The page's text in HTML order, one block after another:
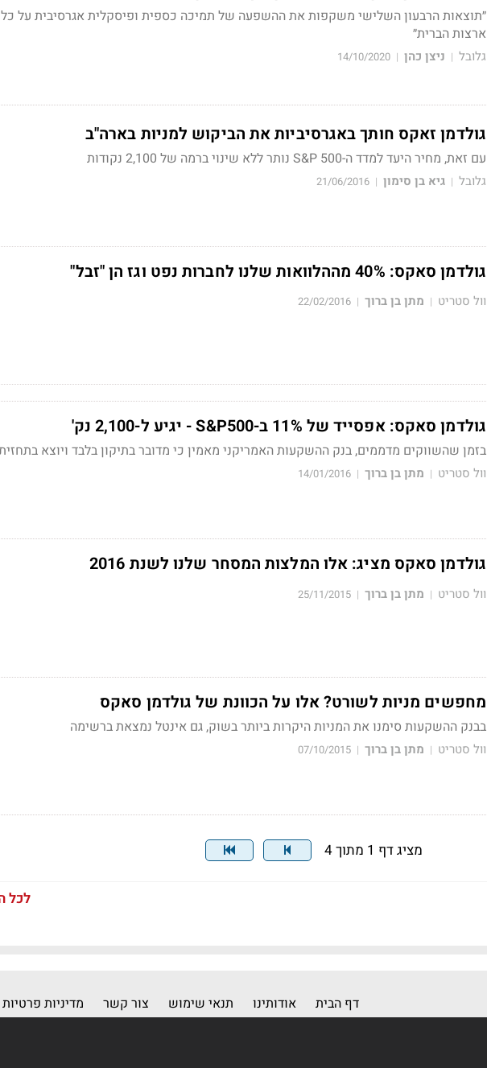
״תוצאות הרבעון השלישי משקפות את ההשפעה של תמיכה כספית ופיסקלית אגרסיבית על
ארצות הברית״
גלובל | ניצן כהן |
14/10/2020
גולדמן זאקס חותך באגרסיביות את הביקוש למניות בארה"ב
עם זאת, מחיר היעד למדד ה-S&P 500 נותר ללא שינוי ברמה של 2,100 נקודות
גלובל | גיא בן סימון |
21/06/2016
גולדמן סאקס: 40% מההלוואות שלנו לחברות נפט וגז הן "זבל"
וול סטריט | מתן בן ברוך |
22/02/2016
גולדמן סאקס: אפסייד של 11% ב-S&P500 - יגיע ל-2,100 נק'
בזמן שהשווקים מדממים, בנק ההשקעות האמריקני מאמין כי מדובר בתיקון בלבד ויוצא
וול סטריט | מתן בן ברוך |
14/01/2016
גולדמן סאקס מציג: אלו המלצות המסחר שלנו לשנת 2016
וול סטריט | מתן בן ברוך |
25/11/2015
מחפשים מניות לשורט? אלו על הכוונת של גולדמן סאקס
בבנק ההשקעות סימנו את המניות היקרות ביותר בשוק, גם אינטל נמצאת ברשימה
וול סטריט | מתן בן ברוך |
07/10/2015
מציג דף 1 מתוך 4
לכל
דף הבית אודותינו תנאי שימוש צור קשר מדיניות פרטיות